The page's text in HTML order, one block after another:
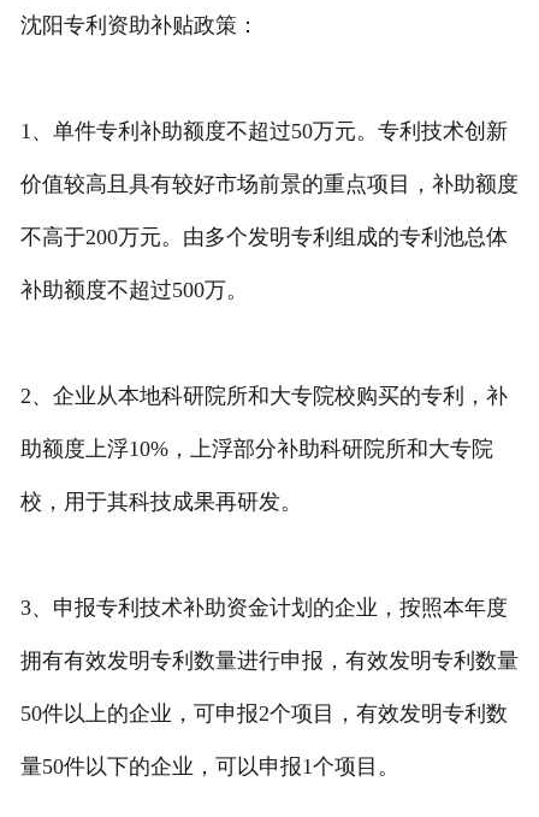
沈阳专利资助补贴政策：
1、单件专利补助额度不超过50万元。专利技术创新
价值较高且具有较好市场前景的重点项目，补助额度
不高于200万元。由多个发明专利组成的专利池总体
补助额度不超过500万。
2、企业从本地科研院所和大专院校购买的专利，补
助额度上浮10%，上浮部分补助科研院所和大专院
校，用于其科技成果再研发。
3、申报专利技术补助资金计划的企业，按照本年度
拥有有效发明专利数量进行申报，有效发明专利数量
50件以上的企业，可申报2个项目，有效发明专利数
量50件以下的企业，可以申报1个项目。